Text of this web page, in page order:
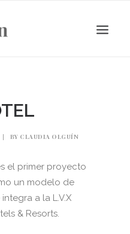
| BY CLAUDIA OLGUÍN
el primer proyecto
un modelo de
a la L.V.X
& Resorts.